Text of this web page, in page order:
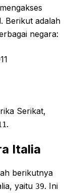
Berikut adalah
negara:
Serikat,
.
Italia
berikutnya
yaitu 39. Ini